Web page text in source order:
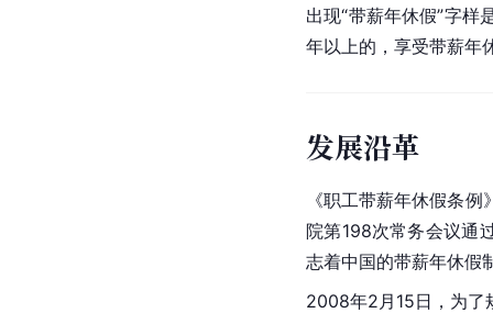
出现“带薪年休假”字样
年以上的，享受带薪年
发展沿革
《职工带薪年休假条
院第198次常务会议通
志着中国的带薪年休假
2008年2月15日，为了